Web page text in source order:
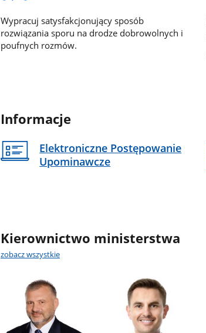
Wypracuj satysfakcjonujący sposób
rozwiązania sporu na drodze dobrowolnych i
poufnych rozmów.
Informacje
Elektroniczne Postępowanie
Upominawcze
Kierownictwo ministerstwa
zobacz wszystkie